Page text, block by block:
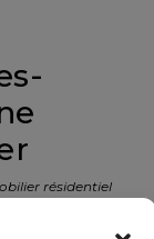
résidentiel